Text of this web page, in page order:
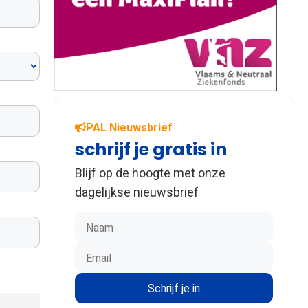
PAL Nieuwsbrief
schrijf je gratis in
Blijf op de hoogte met onze
dagelijkse nieuwsbrief